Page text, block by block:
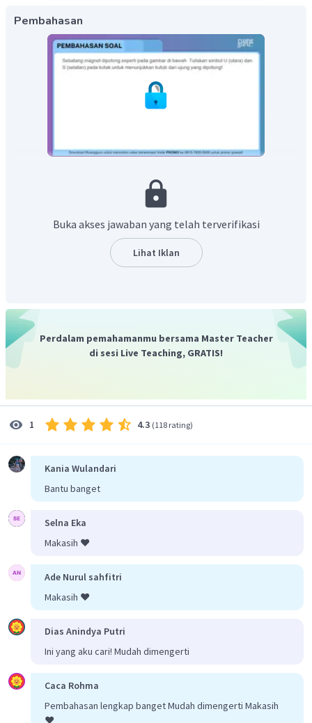
Pembahasan
Buka akses jawaban yang telah terverifikasi
Lihat Iklan
Perdalam pemahamanmu bersama Master Teacher
di sesi Live Teaching, GRATIS!
1 4.3 (118 rating)
Kania Wulandari
Bantu banget
Selna Eka
Makasih ❤️
Ade Nurul sahfitri
Makasih ❤️
Dias Anindya Putri
Ini yang aku cari! Mudah dimengerti
Caca Rohma
Pembahasan lengkap banget Mudah dimengerti Makasih
❤️